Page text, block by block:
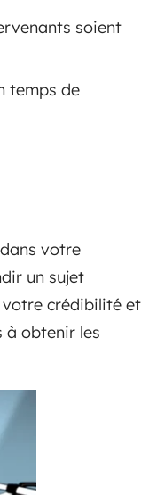
soient
temps de
votre
un sujet
votre crédibilité et
à obtenir les